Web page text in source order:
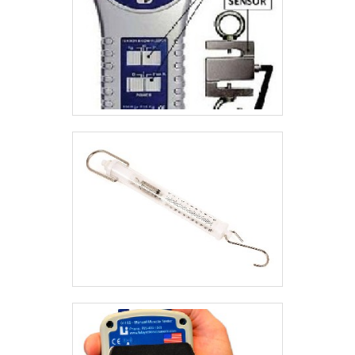
mais, os dinamômetros podem ser encontrados no
mercado com diferentes finalidades, como por
exemplo a resistência dinâmica do papel e
mensuração do peso de um corpo. Esse é um dos
quesitos mais importantes, uma vez que é capaz de
interferir no preço do dispositivo, que apesar de ser
especificações de cada modelo, é extremamente
benéfico, fazendo com que a compra do
equipamento promova uma excelente relação entre
custo-benefício.ONDE ENCONTRAR O MELHOR
DINAMÔMETRO A VENDADessa forma, para quem
busca garantir contar com todas essas vantagens
citadas em relação ao dinamômetro, é indispensável
que ele seja adquirido através de uma empresa
especializada no segmento, uma vez que, ao
mesmo tempo que assegura o funcionamento
correto do dispositivo, também é capaz de